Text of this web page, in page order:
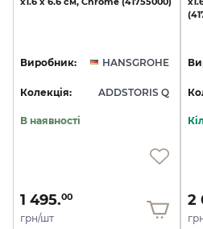
Виробник: HANSGROHE
Колекція: ADDSTORIS Q
В наявності
1 495.00
грн/шт
2